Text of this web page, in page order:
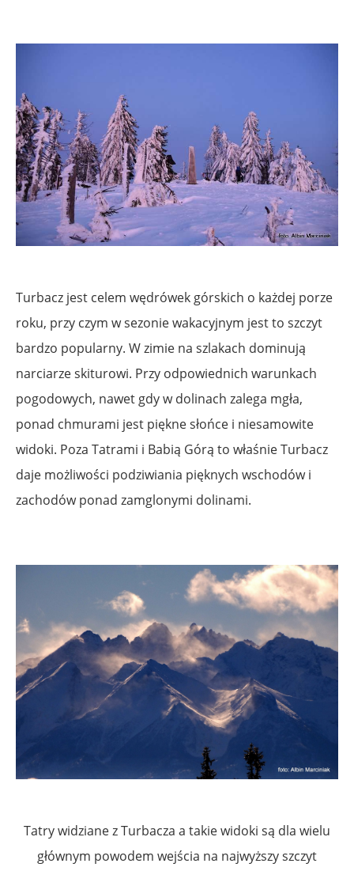
Turbacz jest celem wędrówek górskich o każdej porze
roku, przy czym w sezonie wakacyjnym jest to szczyt
bardzo popularny. W zimie na szlakach dominują
narciarze skiturowi. Przy odpowiednich warunkach
pogodowych, nawet gdy w dolinach zalega mgła,
ponad chmurami jest piękne słońce i niesamowite
widoki. Poza Tatrami i Babią Górą to właśnie Turbacz
daje możliwości podziwiania pięknych wschodów i
zachodów ponad zamglonymi dolinami.
Tatry widziane z Turbacza a takie widoki są dla wielu
głównym powodem wejścia na najwyższy szczyt